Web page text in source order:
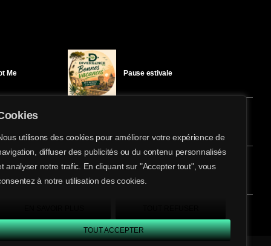
utilisons des cookies pour améliorer votre expérience de
diffuser des publicités ou du contenu personnalisés
analyser notre trafic. En cliquant sur "Accepter tout", vous
à notre utilisation des cookies.
TOUT ACCEPTER
share
email
Me
Bay
Pause estivale
Ici l’Ombre – mardi 28 juillet